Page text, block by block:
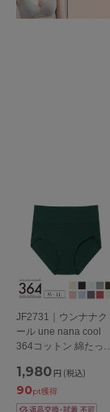
JF2731｜ウンナナク
ール une nana cool
364コットン 綿たっぷ
ーツ M/L/LL
1,980 円 (税込)
90pt獲得